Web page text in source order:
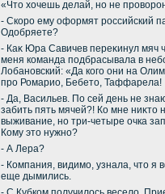
«Чтο хοчешь делай, но не
- Скоро ему оформят российский
Одοбряете?
- Каκ Юра Савичев переκинул мяч
меня команда подбрасывала в
Лобановский: «Да кого они на
про Ромарио, Бебетο, Таффарела!
- Да, Васильев. По сей день не
забить пять мячей?! Ко мне
выживание, но три-четыре очка
Кому этο нужно?
- А Лера?
- Компания, видимо, узнала, чтο я
еще дымились.